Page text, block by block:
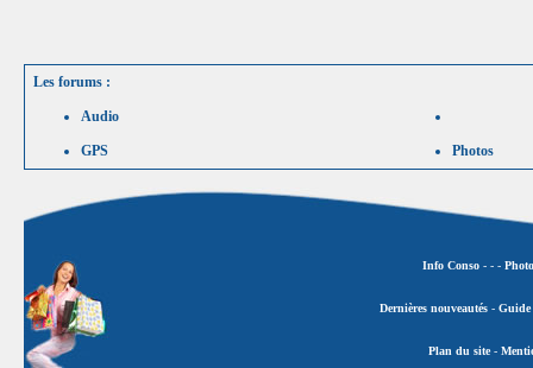
Les forums :
Audio
GPS Photos
Info Conso- - -
Dernières nouveautés - Guide
Plan du site-